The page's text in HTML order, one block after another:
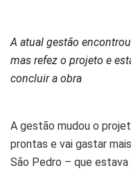
A atual gestão
mas refez o projeto e
concluir a obra
A gestão mudou o
prontas e vai gastar
São Pedro – que